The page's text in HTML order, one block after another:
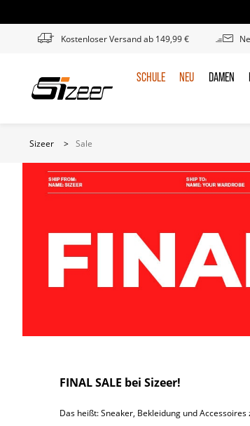
Kostenloser Versand ab 149,99 €
SCHULE
SCHULE NEU
NEU DAMEN
DAMEN
Sizeer > Sale
FINAL SALE bei Sizeer!
Das heißt: Sneaker, Bekleidung und